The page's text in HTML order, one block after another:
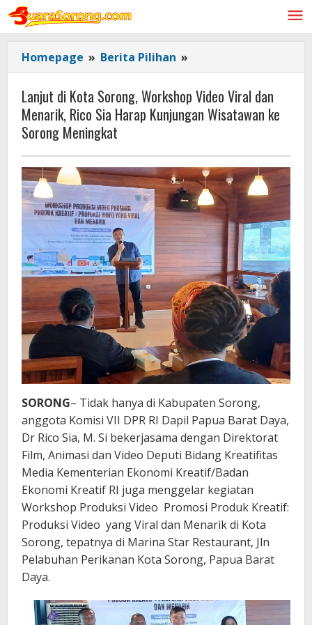
Lewati
konten
Homepage » Berita Pilihan »
di
Kota
Sorong,
Workshop Video
dan
Menarik,
Rico
Sia
Harap
Kunjungan
Wisatawan
ke
Sorong
Meningkat
Lanjut di Kota Sorong, Workshop Video Viral dan
Menarik, Rico Sia Harap Kunjungan Wisatawan ke
Sorong Meningkat
SORONG– Tidak hanya di Kabupaten Sorong,
anggota Komisi VII DPR RI Dapil Papua Barat Daya,
Dr Rico Sia, M. Si bekerjasama dengan Direktorat
Film, Animasi dan Video Deputi Bidang Kreatifitas
Media Kementerian Ekonomi Kreatif/Badan
Ekonomi Kreatif RI juga menggelar kegiatan
Workshop Produksi Video Promosi Produk Kreatif:
Produksi Video yang Viral dan Menarik di Kota
Sorong, tepatnya di Marina Star Restaurant, Jln
Pelabuhan Perikanan Kota Sorong, Papua Barat
Daya.